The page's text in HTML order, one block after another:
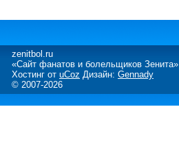
zenitbol.ru
«Сайт фанатов и болельщиков Зенита»
Хостинг от uCoz Дизайн: Gennady
© 2007-2026